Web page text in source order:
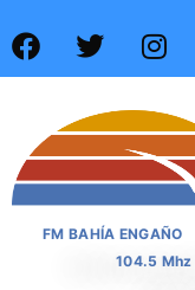
FM BAHÍA ENGAÑO
104.5 Mhz